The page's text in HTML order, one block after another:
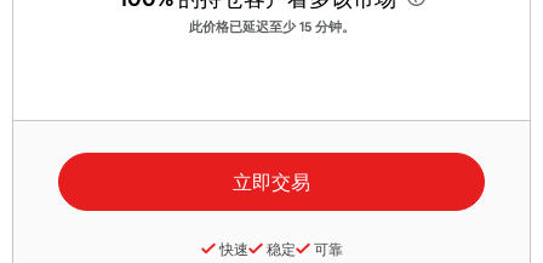
此价格已延迟至少 15 分钟。
快速 稳定 可靠